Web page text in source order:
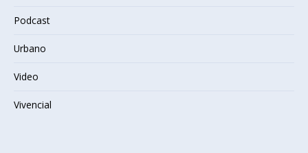
Podcast
Urbano
Video
Vivencial